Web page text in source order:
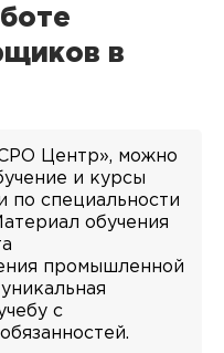
в
Центр», можно
и курсы
по специальности
обучения
промышленной
с